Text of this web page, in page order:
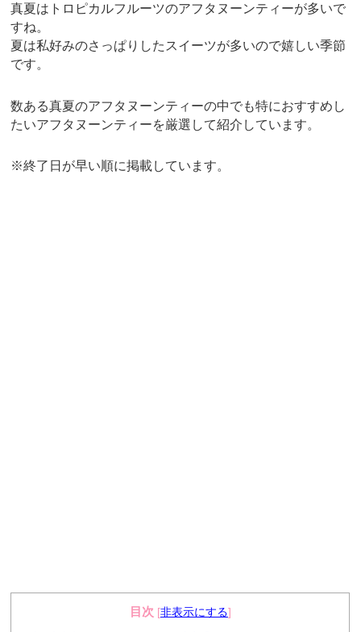
真夏はトロピカルフルーツのアフタヌーンティーが多いで
すね。
夏は私好みのさっぱりしたスイーツが多いので嬉しい季節
です。
数ある真夏のアフタヌーンティーの中でも特におすすめし
たいアフタヌーンティーを厳選して紹介しています。
※終了日が早い順に掲載しています。
目次 [非表示にする]